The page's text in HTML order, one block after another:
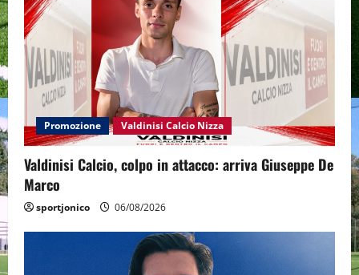
Promozione Valdinisi Calcio Nizza
Valdinisi Calcio, colpo in attacco: arriva Giuseppe De
Marco
sportjonico 06/08/2026